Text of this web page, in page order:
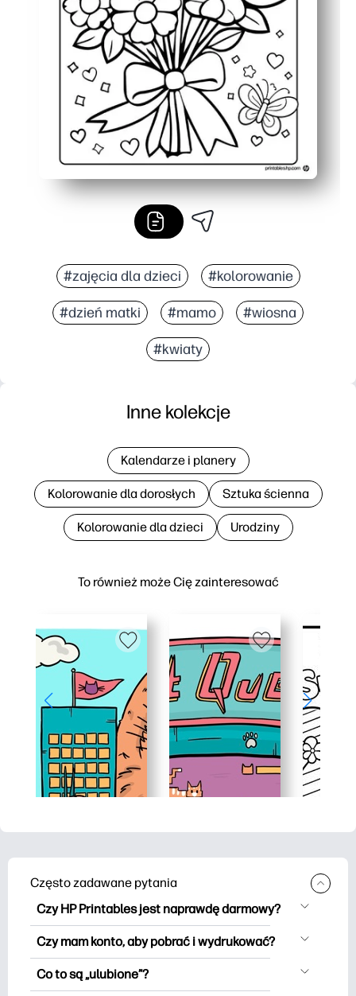
#zajęcia dla dzieci #kolorowanie
#dzień matki #mamo #wiosna
#kwiaty
To również może Cię zainteresować
Inne kolekcje
Kalendarze i planery
Kolorowanie dla dorosłych Sztuka ścienna
Kolorowanie dla dzieci Urodziny
Często zadawane pytania
Czy HP Printables jest naprawdę darmowy?
HP Printables oferuje ponad 2500
materiałów do wydrukowania do
pobrania i wydrukowania. Przeglądaj
popularne kolorowanki, zabawne
Czy mam konto, aby pobrać i wydrukować?
Możesz eksplorować i drukować bez
użycia konta. Ale logowanie pomaga
Co to są „ulubione”?